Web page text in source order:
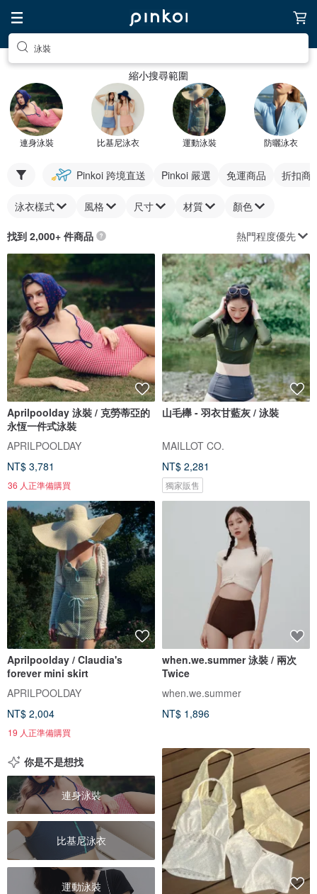
泳裝
縮小搜尋範圍
連身泳裝 比基尼泳衣 運動泳裝 防曬泳衣
Pinkoi 跨境直送 Pinkoi 嚴選 免運商品 折扣商
泳衣樣式 風格 尺寸 材質 顏色
找到 2,000+ 件商品 熱門程度優先
Aprilpoolday 泳裝 / 克勞蒂亞的
永恆一件式泳裝
APRILPOOLDAY
NT$ 3,781
36 人正準備購買
山毛櫸 - 羽衣甘藍灰 / 泳裝
MAILLOT CO.
NT$ 2,281
獨家販售
Aprilpoolday / Claudia's
forever mini skirt
APRILPOOLDAY
NT$ 2,004
19 人正準備購買
when.we.summer 泳裝 / 兩次
Twice
when.we.summer
NT$ 1,896
你是不是想找
連身泳裝
比基尼泳衣
運動泳裝